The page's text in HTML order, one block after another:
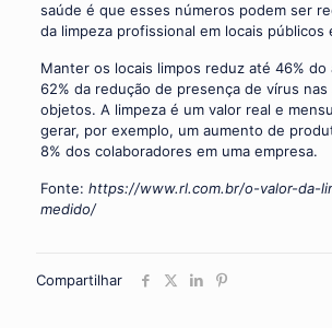
saúde é que esses números podem ser
da limpeza profissional em locais públicos
Manter os locais limpos reduz até 46% do
62% da redução de presença de vírus
objetos. A limpeza é um valor real e
gerar, por exemplo, um aumento de
8% dos colaboradores em uma empresa.
Fonte: https://www.rl.com.br/o-valor-da-
medido/
Compartilhar